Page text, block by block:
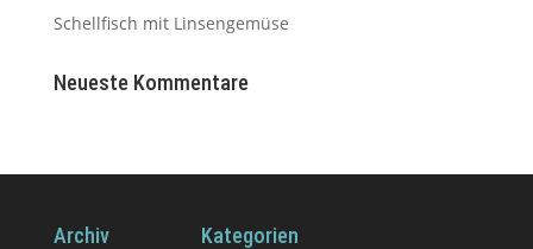
Schellfisch mit Linsengemüse
Neueste Kommentare
Archiv Kategorien